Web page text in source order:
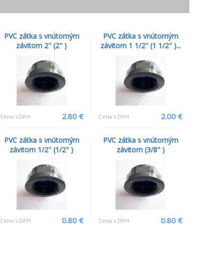
PVC zátka s vnútorným
závitom 2'' (2" )
Cena s DPH 2.80 €
PVC zátka s vnútorným
závitom 1 1/2'' (1 1/2" )...
Cena s DPH 2.00 €
PVC zátka s vnútorným
závitom 1/2'' (1/2" )
Cena s DPH 0.80 €
PVC zátka s vnútorným
závitom (3/8" )
Cena s DPH 0.80 €